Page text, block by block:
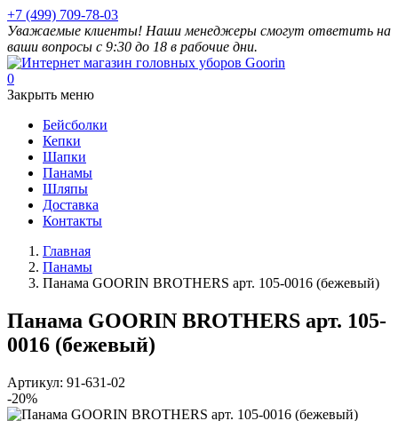
+7 (499) 709-78-03
Уважаемые клиенты! Наши менеджеры смогут ответить на
ваши вопросы с 9:30 до 18 в рабочие дни.
0
Закрыть меню
Бейсболки
Кепки
Шапки
Панамы
Шляпы
Доставка
Контакты
Главная
Панамы
Панама GOORIN BROTHERS арт. 105-0016 (бежевый)
Панама GOORIN BROTHERS арт. 105-
0016 (бежевый)
Артикул: 91-631-02
-20%